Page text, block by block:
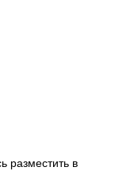
разместить в